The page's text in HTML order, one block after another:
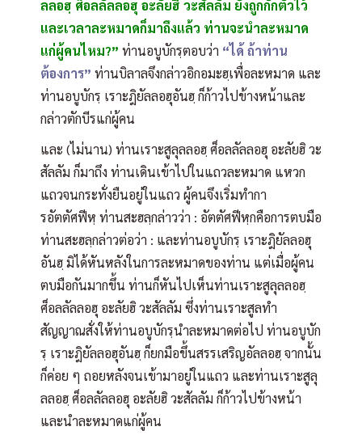
ลลอฮฺ ศ็อลลัลลอฮุ อะลัยฮิ วะสัลลัม ยังถูกกักตัวไว้
และเวลาละหมาดก็มาถึงแล้ว ท่านจะนำละหมาด
แก่ผู้คนไหม?” ท่านอบูบักรฺตอบว่า “ได้ ถ้าท่าน
ต้องการ” ท่านบิลาลจึงกล่าวอิกอมะฮฺเพื่อละหมาด และ
ท่านอบูบักรฺ เราะฎิยัลลอฮุอันฮฺ ก็ก้าวไปข้างหน้าและ
กล่าวตักบีรแก่ผู้คน
และ (ไม่นาน) ท่านเราะสูลุลลอฮฺ ศ็อลลัลลอฮุ อะลัยฮิ วะ
สัลลัม ก็มาถึง ท่านเดินเข้าไปในแถวละหมาด แหวก
แถวจนกระทั่งยืนอยู่ในแถว ผู้คนจึงเริ่มทำกา
รอัตตัศฟีหฺ ท่านสะฮลฺกล่าวว่า : อัตตัศฟีหฺกคือการตบมือ
ท่านสะฮลฺกล่าวต่อว่า : และท่านอบูบักรฺ เราะฎิยัลลอฮุ
อันฮฺ มิได้หันหลังในการละหมาดของท่าน แต่เมื่อผู้คน
ตบมือกันมากขึ้น ท่านก็หันไปเห็นท่านเราะสูลุลลอฮฺ
ศ็อลลัลลอฮุ อะลัยฮิ วะสัลลัม ซึ่งท่านเราะสูลทำ
สัญญาณสั่งให้ท่านอบูบักรฺนำละหมาดต่อไป ท่านอบูบัก
รฺ เราะฎิยัลลอฮุอันฮฺ ก็ยกมือขึ้นสรรเสริญอัลลอฮฺ จากนั้น
ก็ค่อย ๆ ถอยหลังจนเข้ามาอยู่ในแถว และท่านเราะสูลุ
ลลอฮฺ ศ็อลลัลลอฮุ อะลัยฮิ วะสัลลัม ก็ก้าวไปข้างหน้า
และนำละหมาดแก่ผู้คน